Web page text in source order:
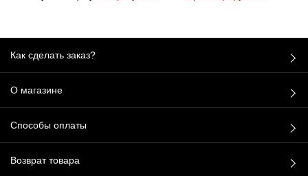
Как сделать заказ?
О магазине
Способы оплаты
Возврат товара